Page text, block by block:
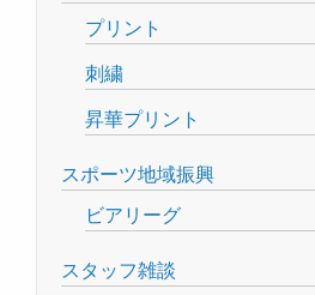
プリント
刺繍
昇華プリント
スポーツ地域振興
ビアリーグ
スタッフ雑談